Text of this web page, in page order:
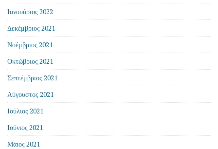
Ιανουάριος 2022
Δεκέμβριος 2021
Νοέμβριος 2021
Οκτώβριος 2021
Σεπτέμβριος 2021
Αύγουστος 2021
Ιούλιος 2021
Ιούνιος 2021
Μάιος 2021